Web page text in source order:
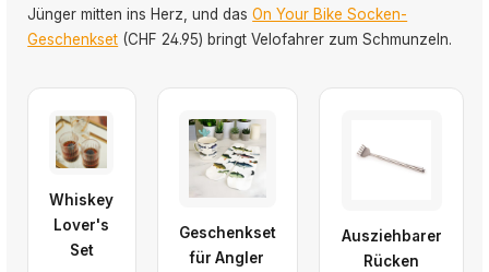
Jünger mitten ins Herz, und dasOn Your Bike Socken-
Geschenkset (CHF 24.95) bringt Velofahrer zum Schmunzeln.
Whiskey
Lover's
Set
Geschenkset
für Angler
Ausziehbarer
Rücken